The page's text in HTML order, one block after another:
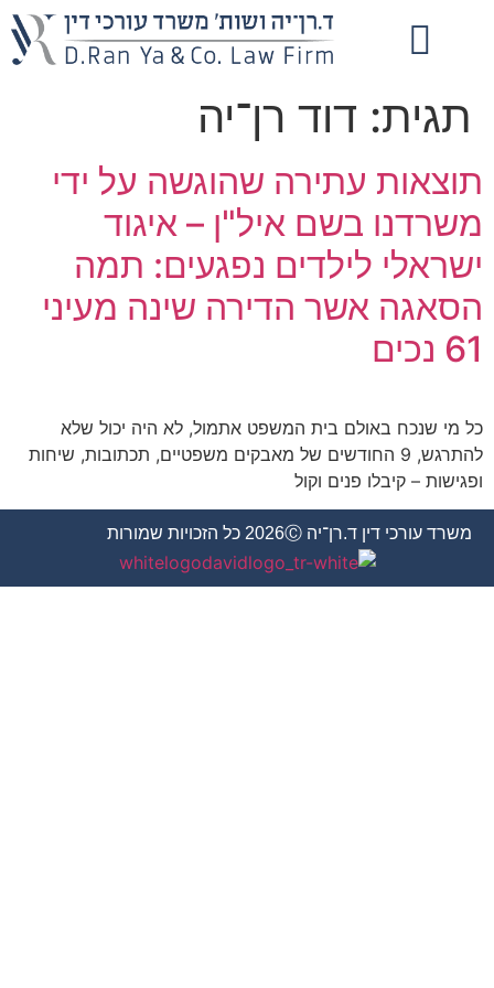
תגית: דוד רן־יה
תוצאות עתירה שהוגשה על ידי
משרדנו בשם איל"ן – איגוד
ישראלי לילדים נפגעים: תמה
הסאגה אשר הדירה שינה מעיני
61 נכים
כל מי שנכח באולם בית המשפט אתמול, לא היה יכול שלא
להתרגש, 9 החודשים של מאבקים משפטיים, תכתובות, שיחות
ופגישות – קיבלו פנים וקול
משרד עורכי דין ד.רן־יה 2026Ⓒ כל הזכויות שמורות